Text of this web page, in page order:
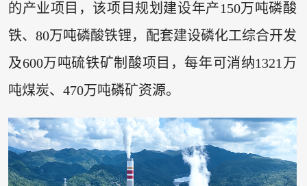
的产业项目，该项目规划建设年产150万吨磷酸
铁、80万吨磷酸铁锂，配套建设磷化工综合开发
及600万吨硫铁矿制酸项目，每年可消纳1321万
吨煤炭、470万吨磷矿资源。